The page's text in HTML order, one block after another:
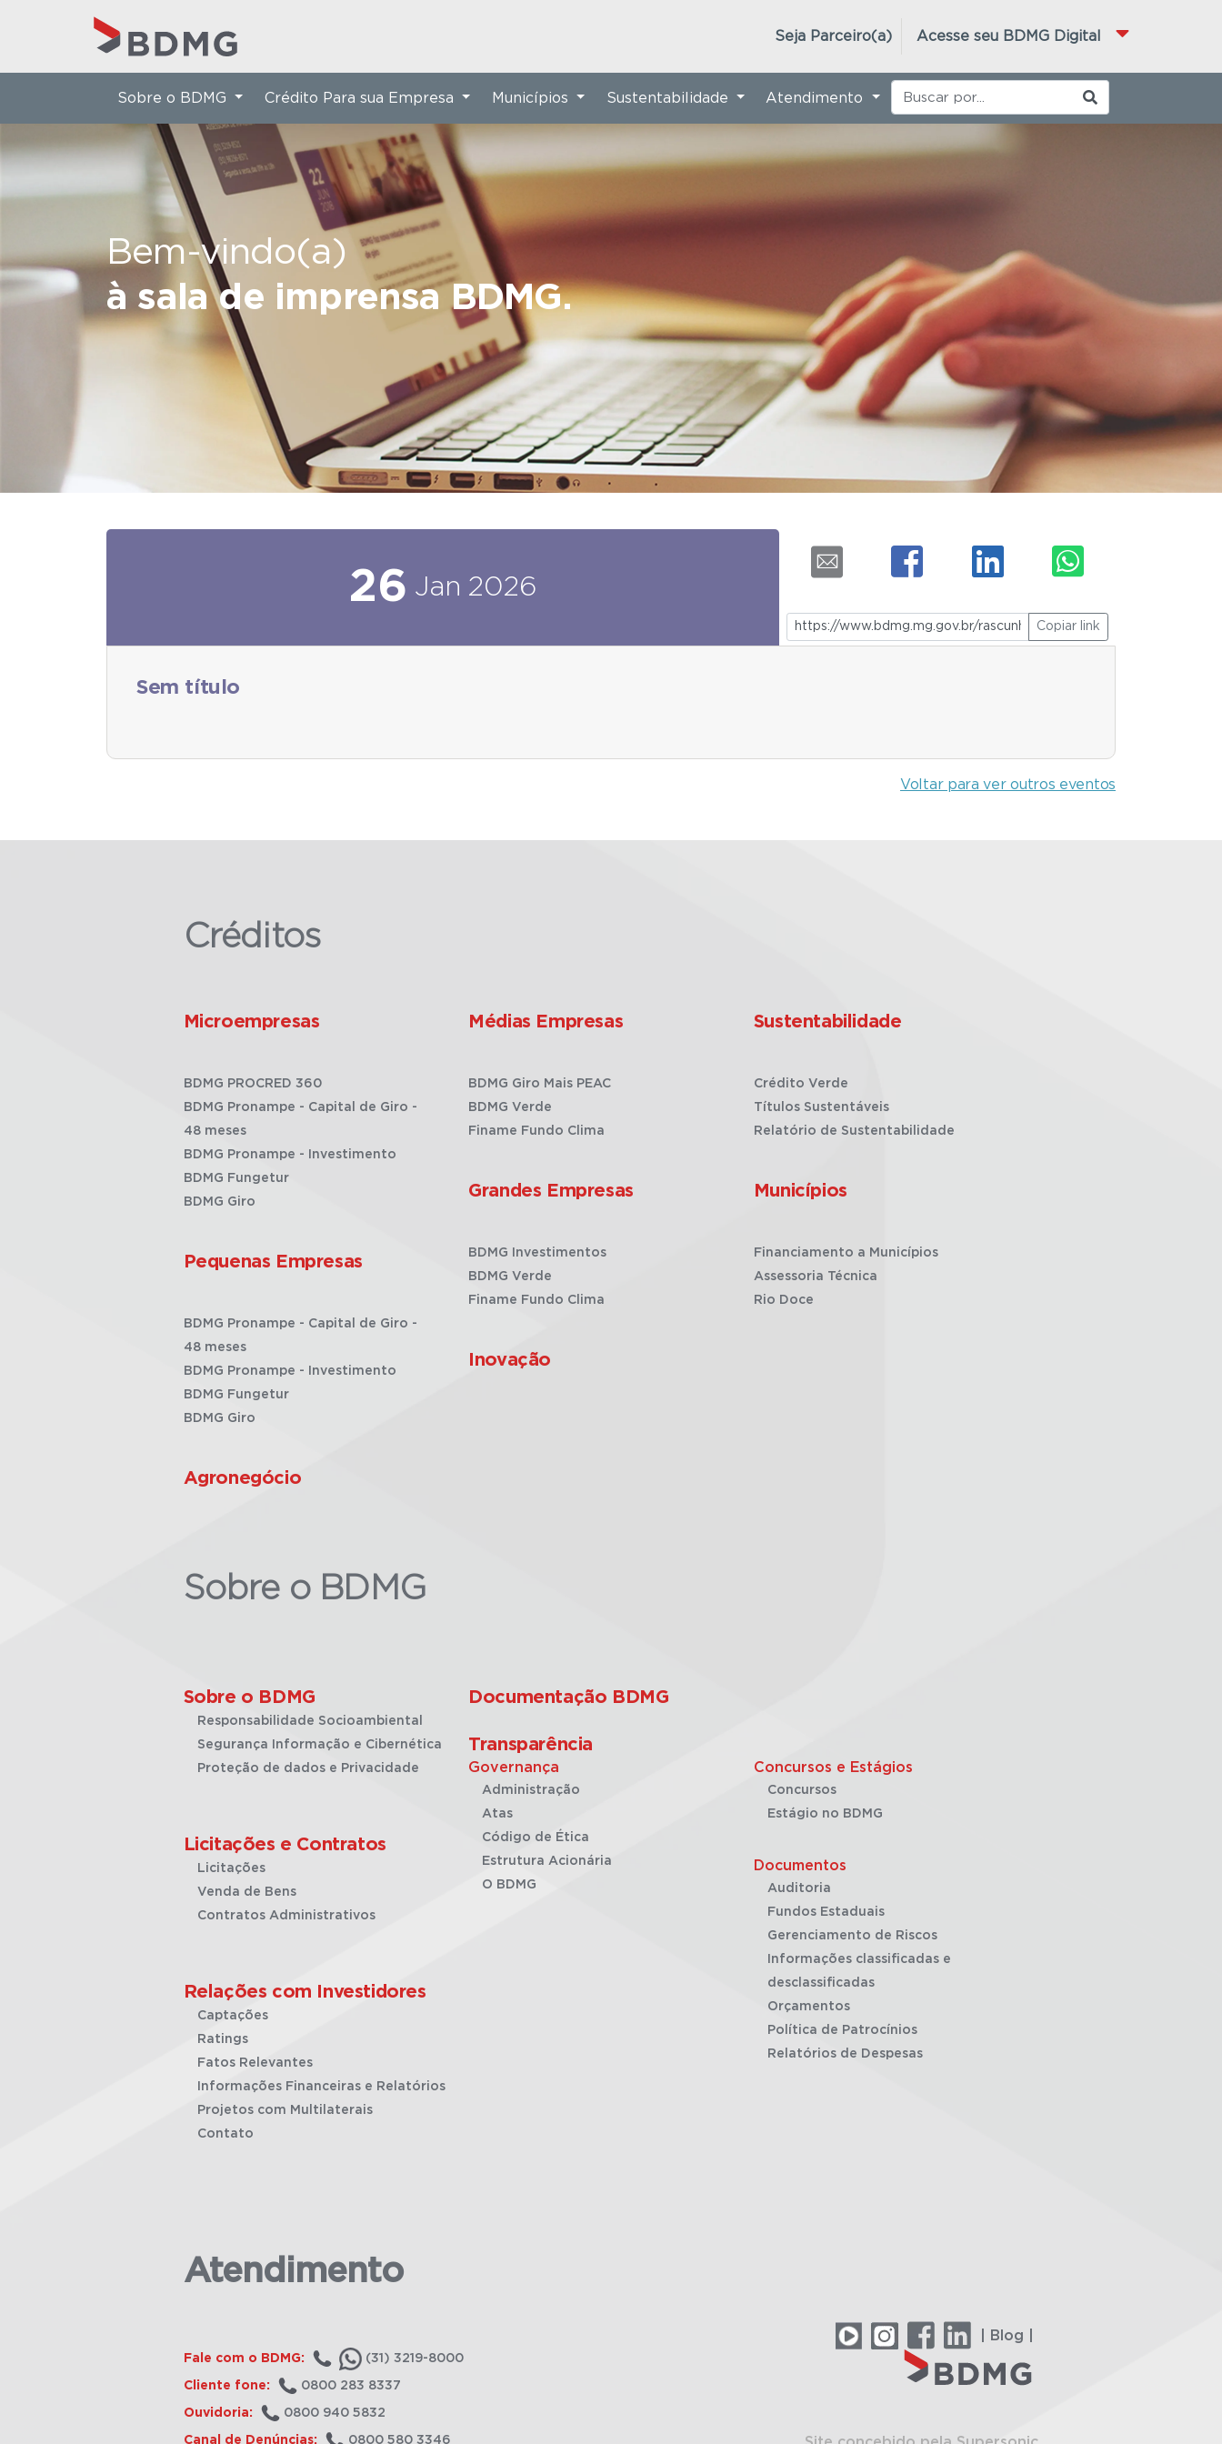
Acesse seu BDMG Digital
Seja Parceiro(a)
Bem-vindo(a)
à sala de imprensa BDMG.
Sobre o BDMG Crédito Para sua Empresa Municípios Sustentabilidade Atendimento
26 Jan 2026
Copiar link
Sem título
Voltar para ver outros eventos
Créditos
Microempresas
BDMG PROCRED 360
BDMG Pronampe - Capital de Giro -
48 meses
BDMG Pronampe - Investimento
BDMG Fungetur
BDMG Giro
Pequenas Empresas
BDMG Pronampe - Capital de Giro -
48 meses
BDMG Pronampe - Investimento
BDMG Fungetur
BDMG Giro
Agronegócio
Médias Empresas
BDMG Giro Mais PEAC
BDMG Verde
Finame Fundo Clima
Grandes Empresas
BDMG Investimentos
BDMG Verde
Finame Fundo Clima
Inovação
Sustentabilidade
Crédito Verde
Títulos Sustentáveis
Relatório de Sustentabilidade
Municípios
Financiamento a Municípios
Assessoria Técnica
Rio Doce
Sobre o BDMG
Sobre o BDMG
Responsabilidade Socioambiental
Segurança Informação e Cibernética
Proteção de dados e Privacidade
Licitações e Contratos
Licitações
Venda de Bens
Contratos Administrativos
Relações com Investidores
Captações
Ratings
Fatos Relevantes
Informações Financeiras e Relatórios
Projetos com Multilaterais
Contato
Documentação BDMG
Transparência
Governança
Administração
Atas
Código de Ética
Estrutura Acionária
O BDMG
Concursos e Estágios
Concursos
Estágio no BDMG
Documentos
Auditoria
Fundos Estaduais
Gerenciamento de Riscos
Informações classificadas e
desclassificadas
Orçamentos
Política de Patrocínios
Relatórios de Despesas
Atendimento
Fale com o BDMG: (31) 3219-8000
Cliente fone: 0800 283 8337
Ouvidoria: 0800 940 5832
Canal de Denúncias: 0800 580 3346
| Blog |